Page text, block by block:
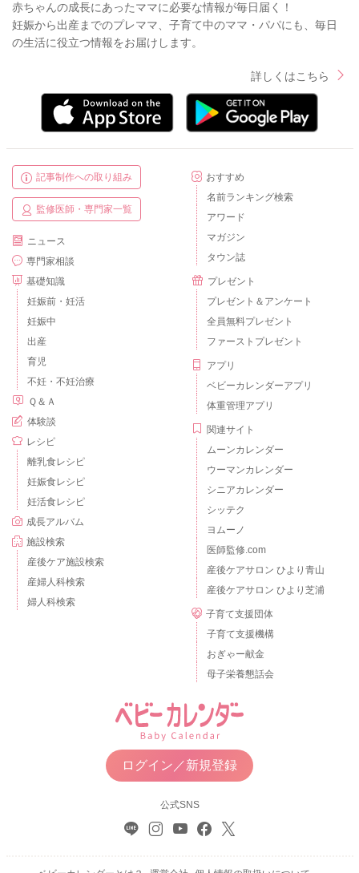
赤ちゃんの成長にあったママに必要な情報が毎日届く！
妊娠から出産までのプレママ、子育て中のママ・パパにも、毎日
の生活に役立つ情報をお届けします。
詳しくはこちら
記事制作への取り組み
監修医師・専門家一覧
ニュース
専門家相談
基礎知識
妊娠前・妊活
妊娠中
出産
育児
不妊・不妊治療
Ｑ＆Ａ
体験談
レシピ
離乳食レシピ
妊娠食レシピ
妊活食レシピ
成長アルバム
施設検索
産後ケア施設検索
産婦人科検索
婦人科検索
おすすめ
名前ランキング検索
アワード
マガジン
タウン誌
プレゼント
プレゼント＆アンケート
全員無料プレゼント
ファーストプレゼント
アプリ
ベビーカレンダーアプリ
体重管理アプリ
関連サイト
ムーンカレンダー
ウーマンカレンダー
シニアカレンダー
シッテク
ヨムーノ
医師監修.com
産後ケアサロン ひより青山
産後ケアサロン ひより芝浦
子育て支援団体
子育て支援機構
おぎゃー献金
母子栄養懇話会
ログイン／新規登録
公式SNS